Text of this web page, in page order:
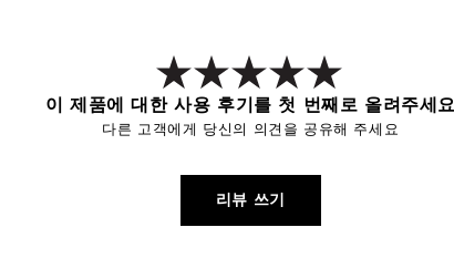
이 제품에 대한 사용 후기를 첫 번째로 올려주세요
다른 고객에게 당신의 의견을 공유해 주세요
리뷰 쓰기